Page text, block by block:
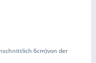
6cm)von der